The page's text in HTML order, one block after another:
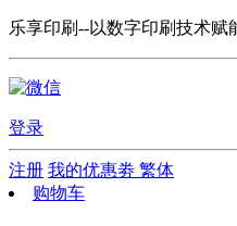
乐享印刷--以数字印刷技术
登录
注册 我的优惠劵 繁体
购物车